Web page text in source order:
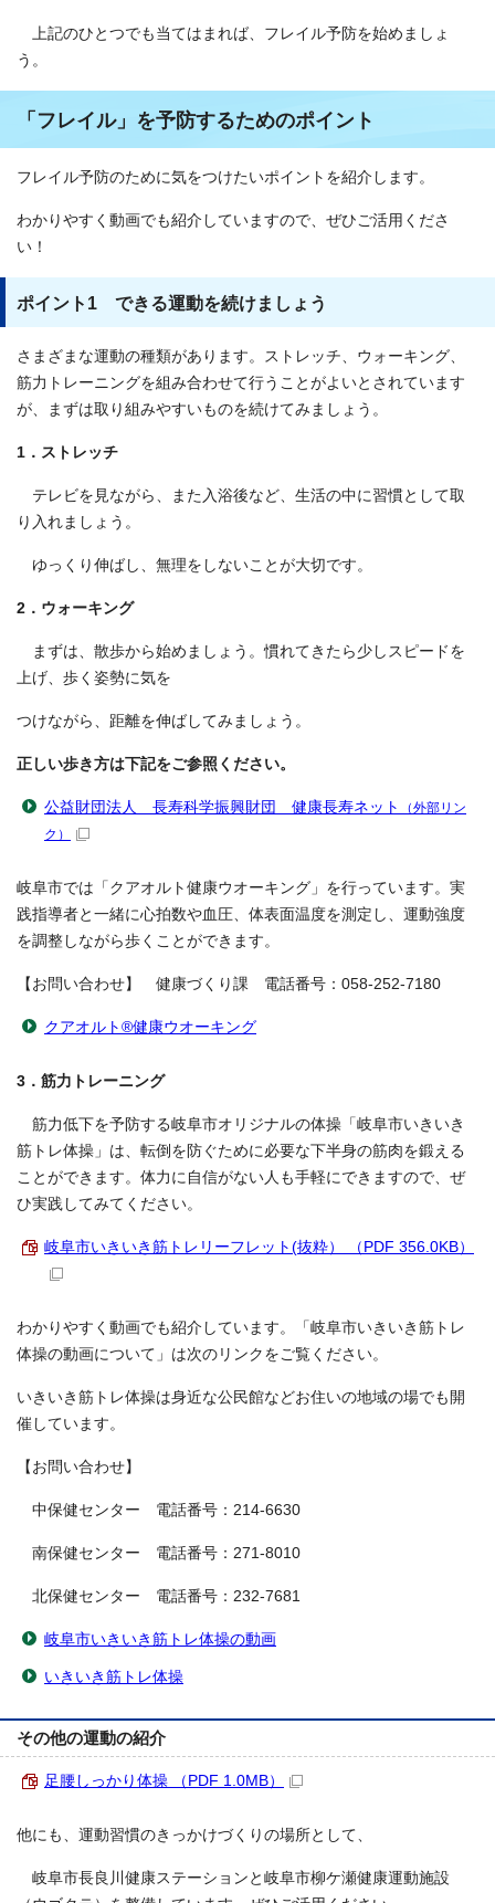
上記のひとつでも当てはまれば、フレイル予防を始めましょ
う。
「フレイル」を予防するためのポイント
フレイル予防のために気をつけたいポイントを紹介します。
わかりやすく動画でも紹介していますので、ぜひご活用くださ
い！
ポイント1 できる運動を続けましょう
さまざまな運動の種類があります。ストレッチ、ウォーキング、
筋力トレーニングを組み合わせて行うことがよいとされています
が、まずは取り組みやすいものを続けてみましょう。
1．ストレッチ
テレビを見ながら、また入浴後など、生活の中に習慣として取
り入れましょう。
ゆっくり伸ばし、無理をしないことが大切です。
2．ウォーキング
まずは、散歩から始めましょう。慣れてきたら少しスピードを
上げ、歩く姿勢に気を
つけながら、距離を伸ばしてみましょう。
正しい歩き方は下記をご参照ください。
公益財団法人 長寿科学振興財団 健康長寿ネット
（外部リン
ク）
岐阜市では「クアオルト健康ウオーキング」を行っています。実
践指導者と一緒に心拍数や血圧、体表面温度を測定し、運動強度
を調整しながら歩くことができます。
【お問い合わせ】 健康づくり課 電話番号：058-252-7180
クアオルト®健康ウオーキング
3．筋力トレーニング
筋力低下を予防する岐阜市オリジナルの体操「岐阜市いきいき
筋トレ体操」は、転倒を防ぐために必要な下半身の筋肉を鍛える
ことができます。体力に自信がない人も手軽にできますので、ぜ
ひ実践してみてください。
岐阜市いきいき筋トレリーフレット(抜粋） （PDF 356.0KB）
わかりやすく動画でも紹介しています。「岐阜市いきいき筋トレ
体操の動画について」は次のリンクをご覧ください。
いきいき筋トレ体操は身近な公民館などお住いの地域の場でも開
催しています。
【お問い合わせ】
中保健センター 電話番号：214-6630
南保健センター 電話番号：271-8010
北保健センター 電話番号：232-7681
岐阜市いきいき筋トレ体操の動画
いきいき筋トレ体操
その他の運動の紹介
足腰しっかり体操 （PDF 1.0MB）
他にも、運動習慣のきっかけづくりの場所として、
岐阜市長良川健康ステーションと岐阜市柳ケ瀬健康運動施設